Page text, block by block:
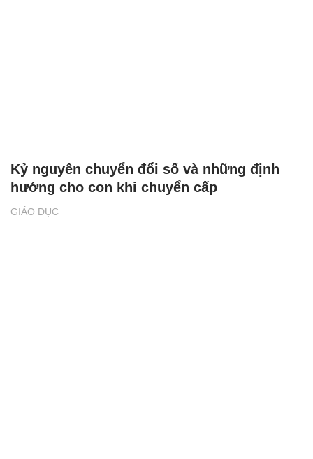
GIÁO DỤC
Kỷ nguyên chuyển đổi số và những định
hướng cho con khi chuyển cấp